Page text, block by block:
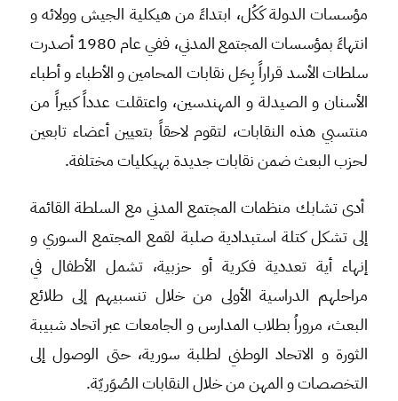
مؤسسات الدولة كَكُل، ابتداءً من هيكلية الجيش وولائه و
انتهاءً بمؤسسات المجتمع المدني، ففي عام 1980 أصدرت
سلطات الأسد قراراً بِحَل نقابات المحامين و الأطباء و أطباء
الأسنان و الصيدلة و المهندسين، واعتقلت عدداً كبيراً من
منتسبي هذه النقابات، لتقوم لاحقاً بتعيين أعضاء تابعين
لحزب البعث ضمن نقابات جديدة بهيكليات مختلفة.
أدى تشابك منظمات المجتمع المدني مع السلطة القائمة
إلى تشكل كتلة استبدادية صلبة لقمع المجتمع السوري و
إنهاء أية تعددية فكرية أو حزبية، تشمل الأطفال في
مراحلهم الدراسية الأولى من خلال تنسبيهم إلى طلائع
البعث، مروراُ بطلاب المدارس و الجامعات عبر اتحاد شبيبة
الثورة و الاتحاد الوطني لطلبة سورية، حتى الوصول إلى
التخصصات و المهن من خلال النقابات الصُوَريّة.